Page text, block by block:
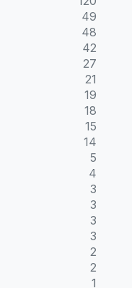
49
48
42
27
21
19
18
15
14
5
4
3
3
3
3
2
2
1